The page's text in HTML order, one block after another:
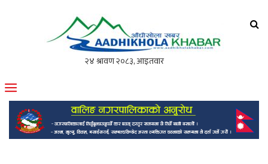
मोफसलकै लोकप्रिय अनलाइन पत्रिका